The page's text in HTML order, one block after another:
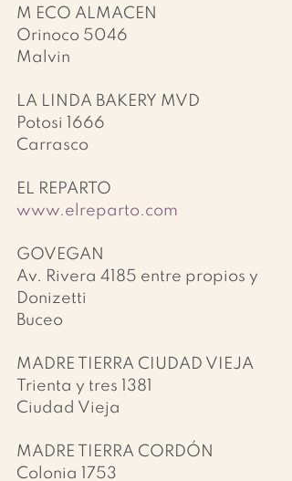
M ECO ALMACEN
Orinoco 5046
Malvin
LA LINDA BAKERY MVD
Potosi 1666
Carrasco
EL REPARTO
www.elreparto.com
GOVEGAN
Av. Rivera 4185 entre propios y
Donizetti
Buceo
MADRE TIERRA CIUDAD VIEJA
Trienta y tres 1381
Ciudad Vieja
MADRE TIERRA CORDÓN
Colonia 1753